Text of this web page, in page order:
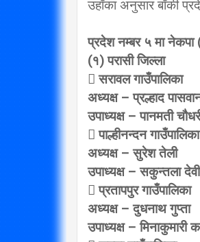
उहाँका अनुसार बाँकी
प्रदेश नम्बर ५ मा नेकपा
(१) परासी जिल्ला
 सरावल गाउँपालिका
अध्यक्ष – प्रल्हाद
उपाध्यक्ष – पानमती
 पाल्हीनन्दन गाउँपालिका
अध्यक्ष – सुरेश तेली
उपाध्यक्ष – सकुन्तला
 प्रतापपुर गाउँपालिका
अध्यक्ष – दुधनाथ गुप्ता
उपाध्यक्ष – मिनाकुमारी